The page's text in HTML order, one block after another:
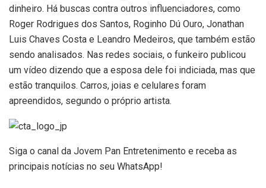
dinheiro. Há buscas contra outros influenciadores, como
Roger Rodrigues dos Santos, Roginho Dú Ouro, Jonathan
Luis Chaves Costa e Leandro Medeiros, que também estão
sendo analisados. Nas redes sociais, o funkeiro publicou
um vídeo dizendo que a esposa dele foi indiciada, mas que
estão tranquilos. Carros, joias e celulares foram
apreendidos, segundo o próprio artista.
Siga o canal da Jovem Pan Entretenimento e receba as
principais notícias no seu WhatsApp!